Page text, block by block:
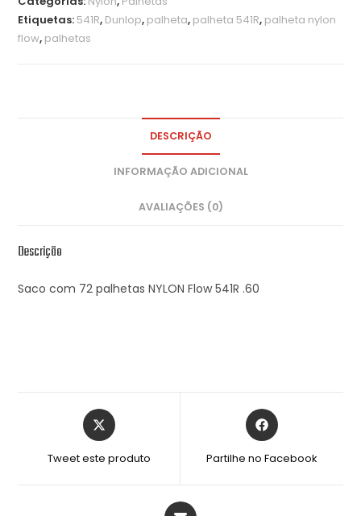
Etiquetas: 541R, Dunlop, palheta, palheta 541R, palheta nylon
flow, palhetas
DESCRIÇÃO
INFORMAÇÃO ADICIONAL
AVALIAÇÕES (0)
Descrição
Saco com 72 palhetas NYLON Flow 541R .60
Tweet este produto Partilhe no Facebook